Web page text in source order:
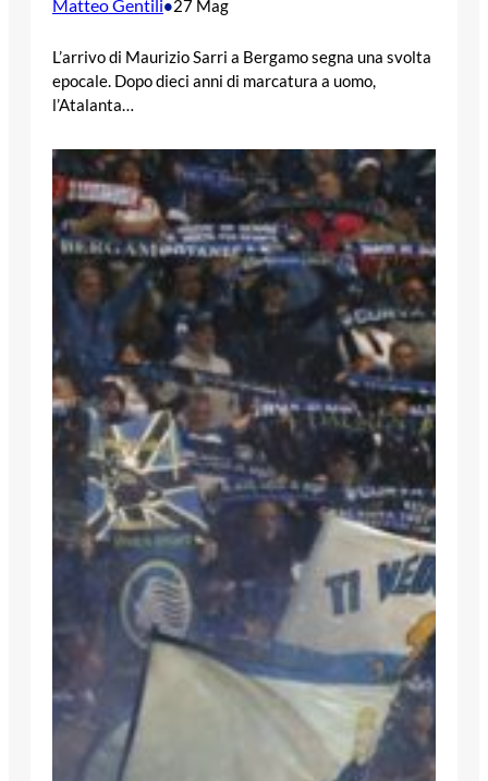
Matteo Gentili•27 Mag
L’arrivo di Maurizio Sarri a Bergamo segna una svolta
epocale. Dopo dieci anni di marcatura a uomo,
l’Atalanta…